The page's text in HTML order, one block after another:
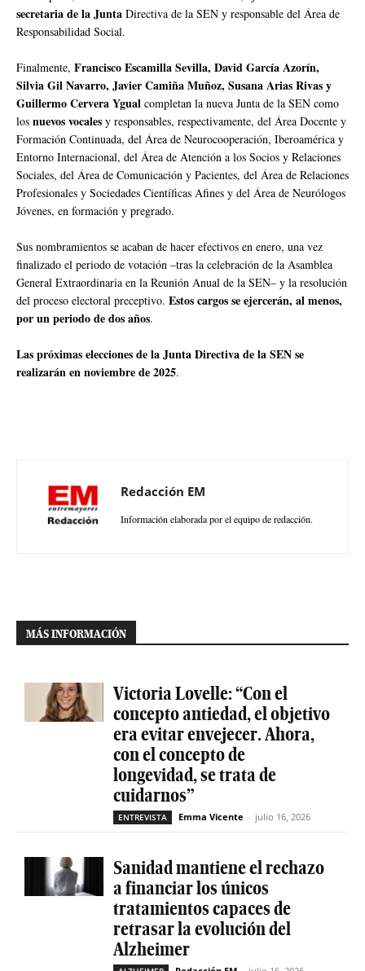
secretaria de la Junta Directiva de la SEN y responsable del Área de
Responsabilidad Social.
Finalmente, Francisco Escamilla Sevilla, David García Azorín,
Silvia Gil Navarro, Javier Camiña Muñoz, Susana Arias Rivas y
Guillermo Cervera Ygual completan la nueva Junta de la SEN como
los nuevos vocales y responsables, respectivamente, del Área Docente y
Formación Continuada, del Área de Neurocooperación, Iberoamérica y
Entorno Internacional, del Área de Atención a los Socios y Relaciones
Sociales, del Área de Comunicación y Pacientes, del Área de Relaciones
Profesionales y Sociedades Científicas Afines y del Área de Neurólogos
Jóvenes, en formación y pregrado.
Sus nombramientos se acaban de hacer efectivos en enero, una vez
finalizado el periodo de votación –tras la celebración de la Asamblea
General Extraordinaria en la Reunión Anual de la SEN– y la resolución
del proceso electoral preceptivo. Estos cargos se ejercerán, al menos,
por un periodo de dos años.
Las próximas elecciones de la Junta Directiva de la SEN se
realizarán en noviembre de 2025.
Redacción EM
Información elaborada por el equipo de redacción.
MÁS INFORMACIÓN
Victoria Lovelle: “Con el
concepto antiedad, el objetivo
era evitar envejecer. Ahora,
con el concepto de
longevidad, se trata de
cuidarnos”
ENTREVISTA Emma Vicente - julio 16, 2026
Sanidad mantiene el rechazo
a financiar los únicos
tratamientos capaces de
retrasar la evolución del
Alzheimer